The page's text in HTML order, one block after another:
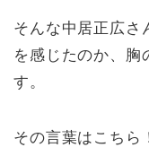
そんな中居正広さ
を感じたのか、胸
す。
その言葉はこちら